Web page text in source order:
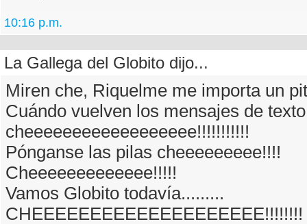
10:16 p.m.
La Gallega del Globito dijo...
Miren che, Riquelme me importa un
Cuándo vuelven los mensajes de texto
cheeeeeeeeeeeeeeeeee!!!!!!!!!!!
Pónganse las pilas cheeeeeeeee!!!!
Cheeeeeeeeeeeee!!!!!
Vamos Globito todavía.........
CHEEEEEEEEEEEEEEEEEEEE!!!!!!!!